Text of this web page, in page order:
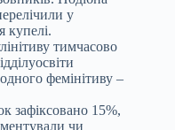
у
купелі.
тимчасово
фемінітиву –
зафіксовано 15%,
чи